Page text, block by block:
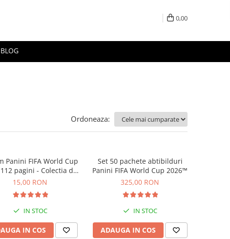
0,00
BLOG
Ordoneaza:
Panini FIFA World Cup
pagini - Colectia de
abtibilduri
15,00 RON
IN STOC
IN COS
Set 50 pachete abtibilduri
Panini FIFA World Cup 2026™
325,00 RON
IN STOC
ADAUGA IN COS